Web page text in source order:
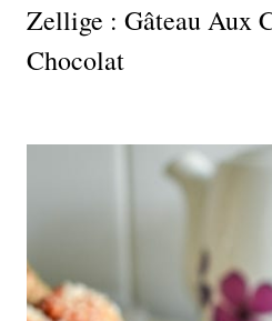
Zellige : Gâteau Aux
Chocolat